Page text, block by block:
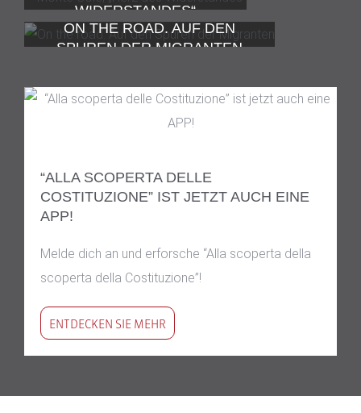
WIDERSTANDES“
ON THE ROAD. AUF DEN
SPUREN DER MIGRANTEN
“ALLA SCOPERTA DELLE
COSTITUZIONE” IST JETZT AUCH EINE
APP!
Melde dich an und erforsche “Alla scoperta della
scoperta della Costituzione”!
ENTDECKEN SIE MEHR